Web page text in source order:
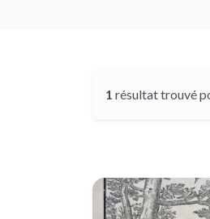
1 résultat trouvé